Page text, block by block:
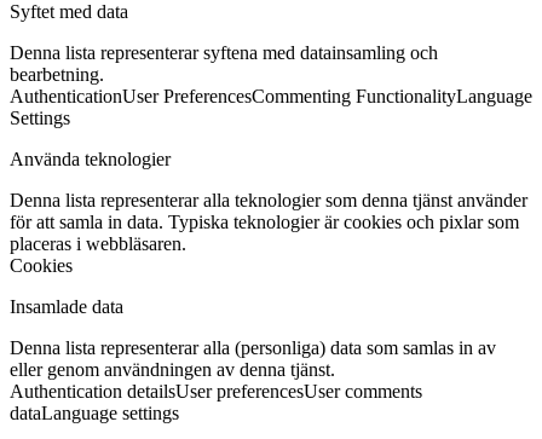
Syftet med data
Denna lista representerar syftena med datainsamling och
bearbetning.
AuthenticationUser PreferencesCommenting FunctionalityLanguage
Settings
Använda teknologier
Denna lista representerar alla teknologier som denna tjänst använder
för att samla in data. Typiska teknologier är cookies och pixlar som
placeras i webbläsaren.
Cookies
Insamlade data
Denna lista representerar alla (personliga) data som samlas in av
eller genom användningen av denna tjänst.
Authentication detailsUser preferencesUser comments
dataLanguage settings